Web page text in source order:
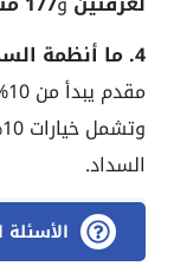
4. ما أنظمة السداد المتاحة؟
السداد.
الأسئلة